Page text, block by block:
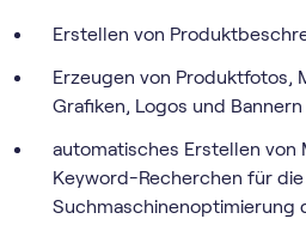
Erstellen von
Erzeugen von Produktfotos,
Grafiken, Logos und Bannern
automatisches Erstellen von
Keyword-Recherchen für die
Suchmaschinenoptimierung